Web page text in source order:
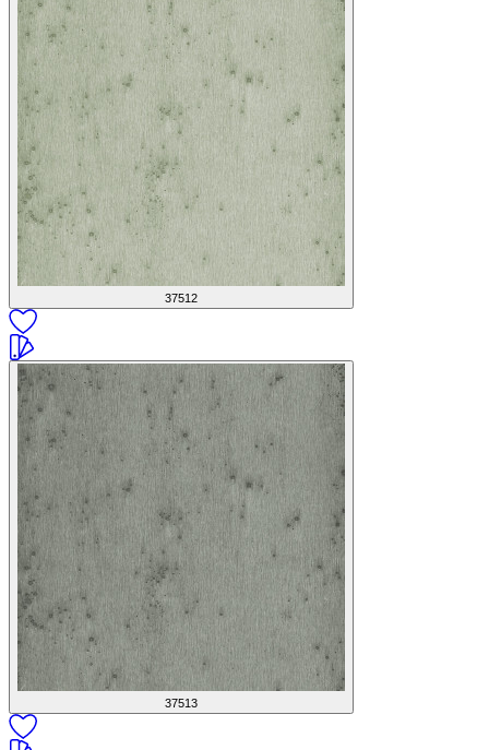
37512
37513